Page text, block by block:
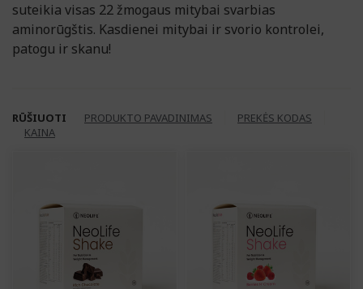
suteikia visas 22 žmogaus mitybai svarbias
aminorūgštis. Kasdienei mitybai ir svorio kontrolei,
patogu ir skanu!
RŪŠIUOTI PRODUKTO PAVADINIMAS
PREKĖS KODAS
KAINA